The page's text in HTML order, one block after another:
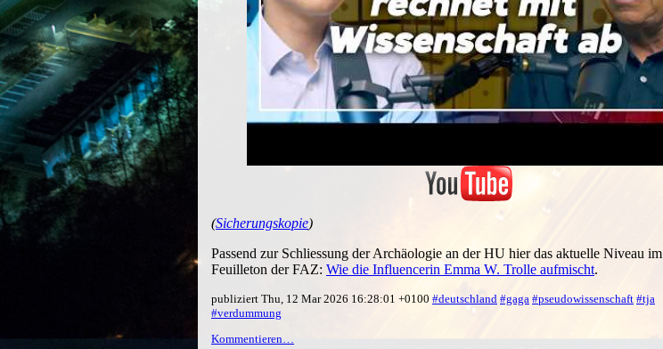
(Sicherungskopie)
Passend zur Schliessung der Archäologie an der HU hier das aktuelle Niveau im
Feuilleton der FAZ: Wie die Influencerin Emma W. Trolle aufmischt.
publiziert Thu, 12 Mar 2026 16:28:01 +0100 #deutschland #gaga #pseudowissenschaft #tja
#verdummung
Kommentieren…